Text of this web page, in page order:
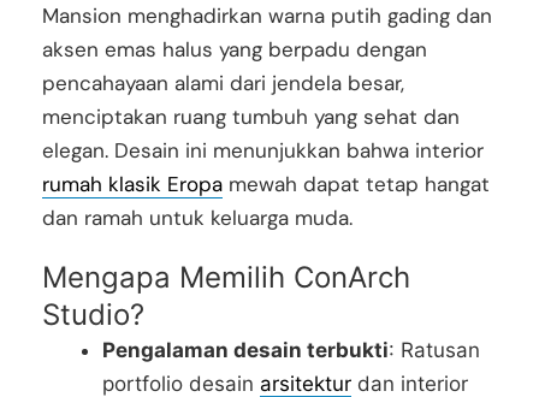
Mansion menghadirkan warna putih gading dan
aksen emas halus yang berpadu dengan
pencahayaan alami dari jendela besar,
menciptakan ruang tumbuh yang sehat dan
elegan. Desain ini menunjukkan bahwa interior
rumah klasik Eropa mewah dapat tetap hangat
dan ramah untuk keluarga muda.
Mengapa Memilih ConArch
Studio?
Pengalaman desain terbukti: Ratusan
portfolio desain arsitektur dan interior